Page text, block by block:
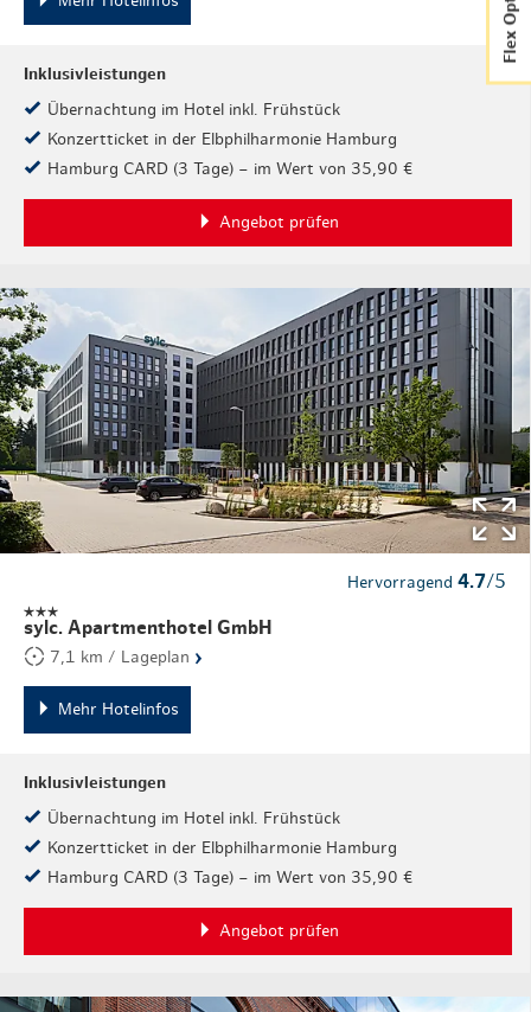
Inklusivleistungen
Übernachtung im Hotel inkl. Frühstück
Konzertticket in der Elbphilharmonie Hamburg
Hamburg CARD (3 Tage) – im Wert von 35,90 €
Angebot prüfen
Hervorragend4.7/5
sylc. Apartmenthotel GmbH
7,1 km / Lageplan ›
Mehr Hotelinfos
Inklusivleistungen
Übernachtung im Hotel inkl. Frühstück
Konzertticket in der Elbphilharmonie Hamburg
Hamburg CARD (3 Tage) – im Wert von 35,90 €
Angebot prüfen